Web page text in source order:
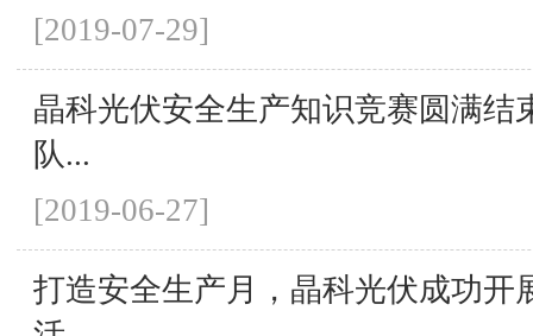
[2019-07-29]
晶科光伏安全生产知识竞赛圆满结
队...
[2019-06-27]
打造安全生产月，晶科光伏成功开